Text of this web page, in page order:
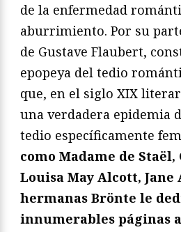
de la enfermedad
aburrimiento. Por su
de Gustave Flaubert,
epopeya del tedio
que, en el siglo XIX
una verdadera epidemia
tedio específicamente
como Madame de Staël,
Louisa May Alcott, Jane
hermanas Brönte le
innumerables páginas